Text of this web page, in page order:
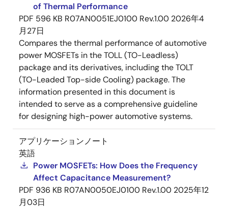
of Thermal Performance
PDF 596 KB R07AN0051EJ0100 Rev.1.00 2026年4
月27日
Compares the thermal performance of automotive
power MOSFETs in the TOLL (TO-Leadless)
package and its derivatives, including the TOLT
(TO-Leaded Top-side Cooling) package. The
information presented in this document is
intended to serve as a comprehensive guideline
for designing high-power automotive systems.
アプリケーションノート
英語
Power MOSFETs: How Does the Frequency
Affect Capacitance Measurement?
PDF 936 KB R07AN0050EJ0100 Rev.1.00 2025年12
月03日